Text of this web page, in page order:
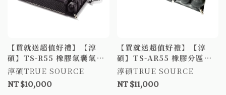
【買就送超值好禮】【淳
碩】TS-R55 橡膠氣囊氣墊
座 浮動座墊 連通管可控氣
囊氣墊座 TSR55 減壓氣墊
座 輪椅坐墊補助B款
淳碩TRUE SOURCE
NT $10,000
【買就送超值好禮】【淳
碩】TS-AR55 橡膠分區型
氣囊氣墊座 浮動座墊 連通
管可控氣囊氣墊座 TSAR55
減壓氣墊座
淳碩TRUE SOURCE
NT $11,000